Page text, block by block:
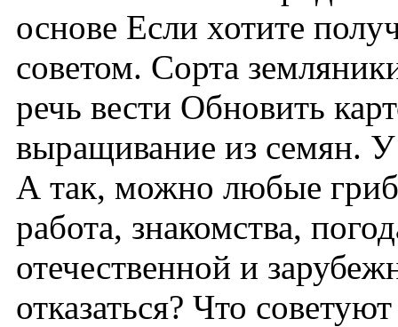
основе Если хотите
советом. Сорта
речь вести Обновить
выращивание из семян.
А так, можно любые
работа, знакомства,
отечественной и
отказаться? Что